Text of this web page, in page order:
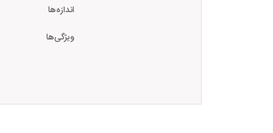
اندازه‌ها
ویژگی‌ها